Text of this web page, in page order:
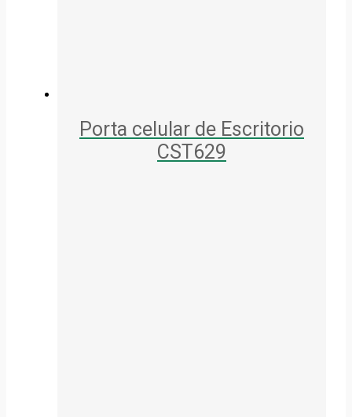
Porta celular de Escritorio
CST629